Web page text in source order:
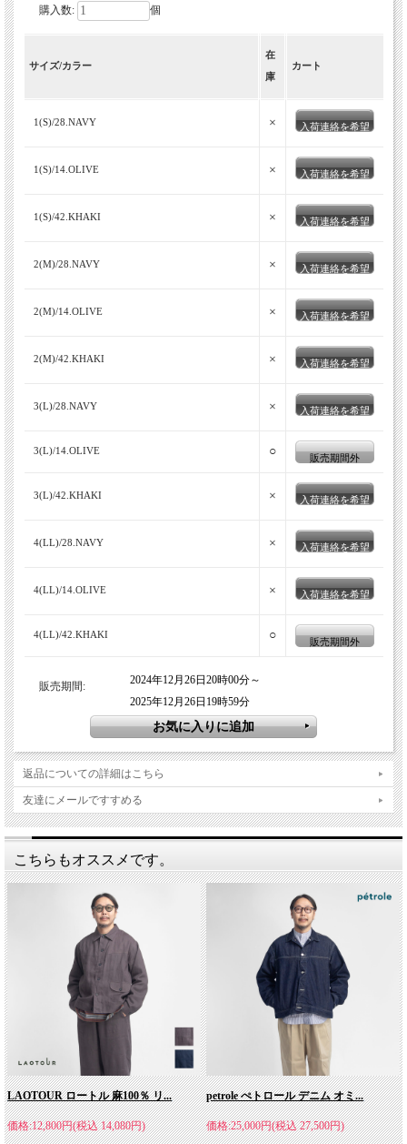
購入数: 個
サイズ/カラー
在
庫
カート
1(S)/28.NAVY × 入荷連絡を希望
1(S)/14.OLIVE × 入荷連絡を希望
1(S)/42.KHAKI × 入荷連絡を希望
2(M)/28.NAVY × 入荷連絡を希望
2(M)/14.OLIVE × 入荷連絡を希望
2(M)/42.KHAKI × 入荷連絡を希望
3(L)/28.NAVY × 入荷連絡を希望
3(L)/14.OLIVE ○ 販売期間外
3(L)/42.KHAKI × 入荷連絡を希望
4(LL)/28.NAVY × 入荷連絡を希望
4(LL)/14.OLIVE × 入荷連絡を希望
4(LL)/42.KHAKI ○ 販売期間外
販売期間:
2024年12月26日20時00分～
2025年12月26日19時59分
返品についての詳細はこちら
友達にメールですすめる
こちらもオススメです。
LAOTOUR ロートル 麻100％ リ...
価格:12,800円(税込 14,080円)
petrole ぺトロール デニム オミ...
価格:25,000円(税込 27,500円)